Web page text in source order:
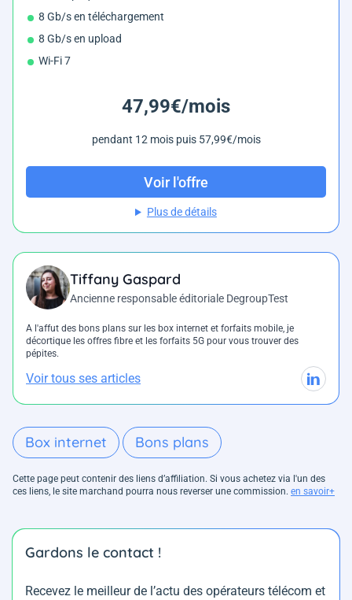
8 Gb/s en téléchargement
8 Gb/s en upload
Wi-Fi 7
47,99€/mois
pendant 12 mois puis 57,99€/mois
Voir l'offre
Plus de détails
Tiffany Gaspard
Ancienne responsable éditoriale DegroupTest
A l'affut des bons plans sur les box internet et forfaits mobile, je
décortique les offres fibre et les forfaits 5G pour vous trouver des
pépites.
Voir tous ses articles
Box internet Bons plans
Cette page peut contenir des liens d’affiliation. Si vous achetez via l'un des
ces liens, le site marchand pourra nous reverser une commission. en savoir+
Gardons le contact !
Recevez le meilleur de l’actu des opérateurs télécom et